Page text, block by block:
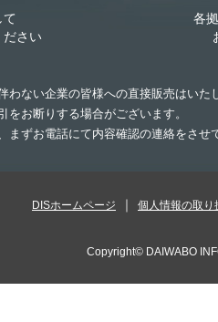
て
ださい
各
わない企業の皆様への直接販売はいた
お断りする場合がございます。
まずお電話にて内容確認の連絡をさ
DISホームページ 個人情報の取り
Copyright© DAIWABO